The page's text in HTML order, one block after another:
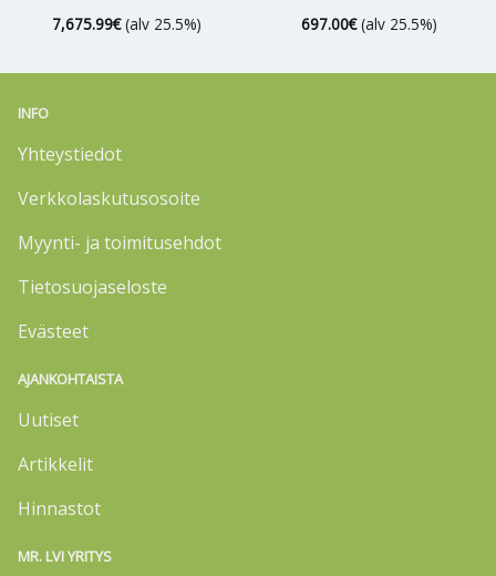
7,675.99€ (alv 25.5%) 697.00€ (alv 25.5%)
INFO
Yhteystiedot
Verkkolaskutusosoite
Myynti- ja toimitusehdot
Tietosuojaseloste
Evästeet
AJANKOHTAISTA
Uutiset
Artikkelit
Hinnastot
MR. LVI YRITYS